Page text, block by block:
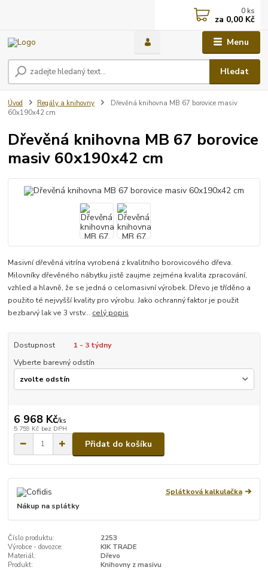
Menu
Hledat
0 ks
za 0,00 Kč
Úvod Regály a knihovny
Dřevěná knihovna MB 67 borovice masiv
60x190x42 cm
Dřevěná knihovna MB 67 borovice
masiv 60x190x42 cm
Masivní dřevěná vitrína vyrobená z kvalitního borovicového dřeva.
Milovníky dřevěného nábytku jistě zaujme zejména kvalita zpracování,
vzhled a hlavně, že se jedná o celomasivní výrobek. Dřevo je tříděno a
použito té nejvyšší kvality pro výrobu. Jako ochranný faktor je použit
bezbarvý lak ve 3 vrstv... celý popis
Dostupnost
1 - 3 týdny
Vyberte barevný odstín
6 968 Kč/ks
5 759 Kč bez DPH
Přidat do košíku
Splátková kalkulačka
Nákup na splátky
Číslo produktu:
2253
Výrobce - dovozce:
KIK TRADE
Materiál:
Dřevo
Produkt:
Knihovny z masivu